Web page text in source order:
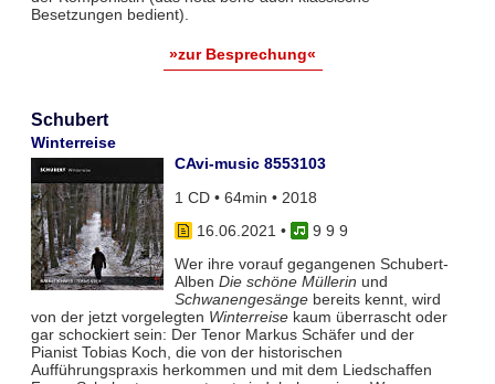
Besetzungen bedient).
»zur Besprechung«
Schubert
Winterreise
CAvi-music 8553103
1 CD • 64min • 2018
16.06.2021 •
9 9 9
Wer ihre vorauf gegangenen Schubert-
Alben Die schöne Müllerin und
Schwanengesängebereits kennt, wird
von der jetzt vorgelegten Winterreisekaum überrascht oder
gar schockiert sein: Der Tenor Markus Schäfer und der
Pianist Tobias Koch, die von der historischen
Aufführungspraxis herkommen und mit dem Liedschaffen